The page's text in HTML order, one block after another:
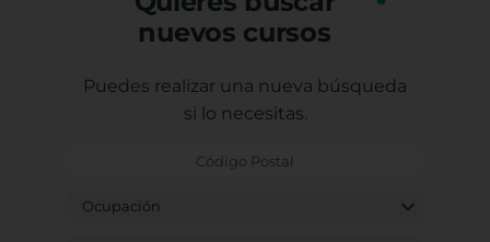
nuevos cursos
Puedes realizar una nueva búsqueda
si lo necesitas.